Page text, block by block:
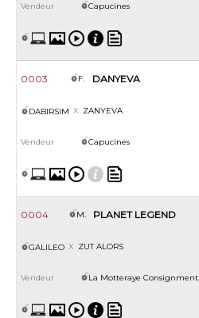
Capucines
0003 F. DANYEVA
DABIRSIM ZANYEVA
Capucines
0004 M. PLANET LEGEND
GALILEO ZUT ALORS
La Motteraye Consignment